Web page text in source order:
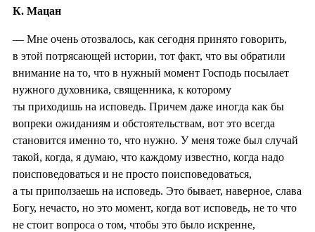
К. Мацан
— Мне очень отозвалось, как сегодня принято говорить,
в этой потрясающей истории, тот факт, что вы обратили
внимание на то, что в нужный момент Господь посылает
нужного духовника, священника, к которому
ты приходишь на исповедь. Причем даже иногда как бы
вопреки ожиданиям и обстоятельствам, вот это всегда
становится именно то, что нужно. У меня тоже был случай
такой, когда, я думаю, что каждому известно, когда надо
поисповедоваться и не просто поисповедоваться,
а ты приползаешь на исповедь. Это бывает, наверное, слава
Богу, нечасто, но это момент, когда вот исповедь, не то что
не стоит вопроса о том, чтобы это было искренне,